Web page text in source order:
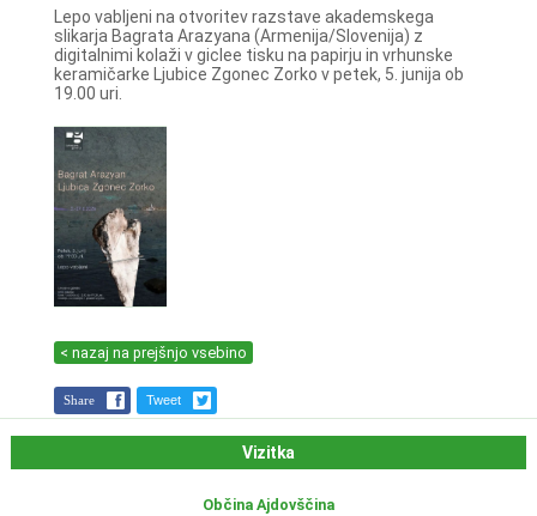
Lepo vabljeni na otvoritev razstave akademskega
slikarja Bagrata Arazyana (Armenija/Slovenija) z
digitalnimi kolaži v giclee tisku na papirju in vrhunske
keramičarke Ljubice Zgonec Zorko v petek, 5. junija ob
19.00 uri.
< nazaj na prejšnjo vsebino
Share Tweet
Vizitka
Občina Ajdovščina